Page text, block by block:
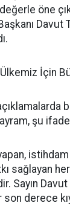
öne
Davut
İçin
şu
sağlayan
Sayın
son derece